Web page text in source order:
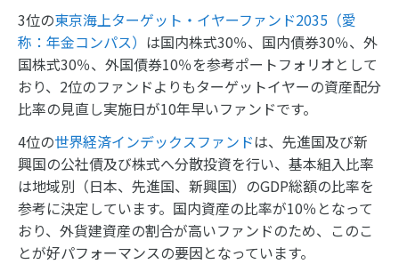
3位の東京海上ターゲット・イヤーファンド2035（愛
称：年金コンパス） は国内株式30％、国内債券30％、外
国株式30％、外国債券10％を参考ポートフォリオとして
おり、2位のファンドよりもターゲットイヤーの資産配分
比率の見直し実施日が10年早いファンドです。
4位の世界経済インデックスファンドは、先進国及び新
興国の公社債及び株式へ分散投資を行い、基本組入比率
は地域別（日本、先進国、新興国）のGDP総額の比率を
参考に決定しています。国内資産の比率が10％となって
おり、外貨建資産の割合が高いファンドのため、このこ
とが好パフォーマンスの要因となっています。